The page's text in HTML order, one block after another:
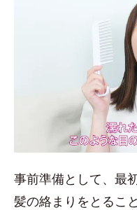
事前準備として、最
髪の絡まりをとるこ